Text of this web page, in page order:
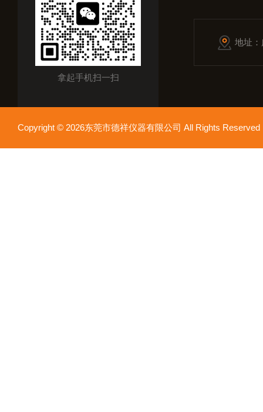
拿起手机扫一扫
地址
Copyright © 2026东莞市德祥仪器有限公司 All Rights